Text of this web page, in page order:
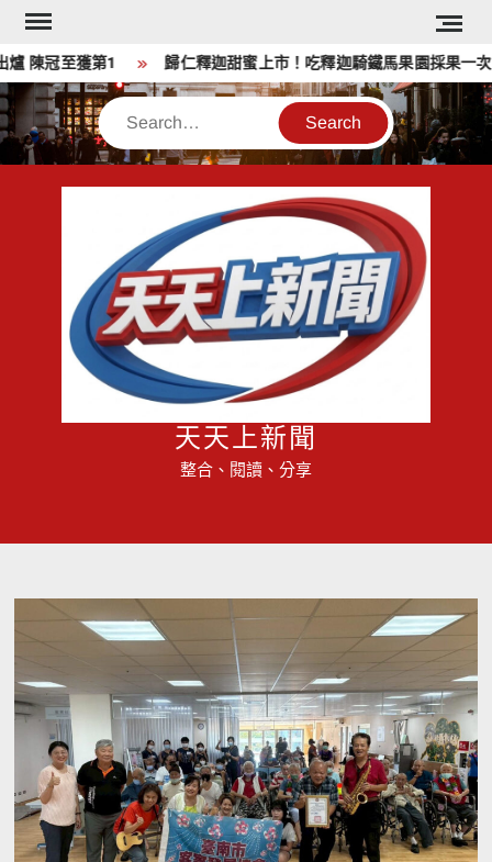
Skip
content
冠至獲第1 歸仁釋迦甜蜜上市！吃釋迦騎鐵馬果園採果一次滿足
Search
天天上新聞
整合、閱讀、分享